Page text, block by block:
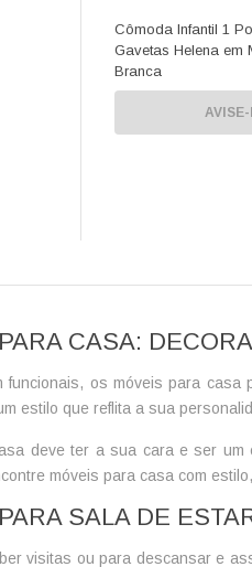
Cômoda Infantil 1
Gavetas Helena em
Branca
CASA:
funcionais, osmóveis para casa
estilo que reflita a sua
deve ter a sua cara e ser
móveis para casa com
SALA DE
visitas ou para descansar e